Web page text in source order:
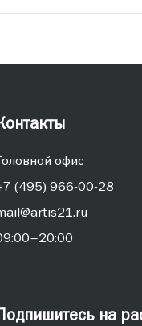
офис
(495) 966-00-28
на